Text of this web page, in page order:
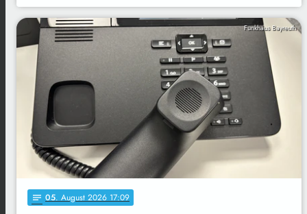
Funkhaus Bayreuth
notes 05. August 2026 17:09